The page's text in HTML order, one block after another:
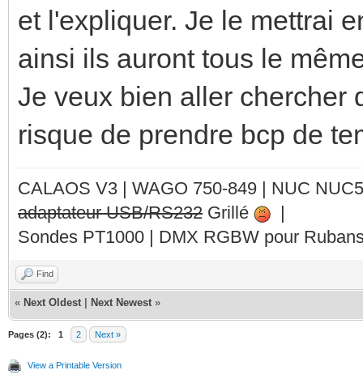
--bleu foncé
str = "set
elseif temp >= 19.0
-- vert
str = "set
elseif temp >= 22.0
-- Jaune
str = "set
elseif temp >= 25.0
-- Orange
str = "set
et l'expliquer. Je le mettrai
ainsi ils auront tous le
Je veux bien aller chercher
risque de prendre bcp de
CALAOS V3 | WAGO 750-849 | NUC
adaptateur USB/RS232 Grillé
|
Sondes PT1000 | DMX RGBW pour
Find
« Next Oldest Next Newest »
Pages (2): 1 2 Next »
View a Printable Version